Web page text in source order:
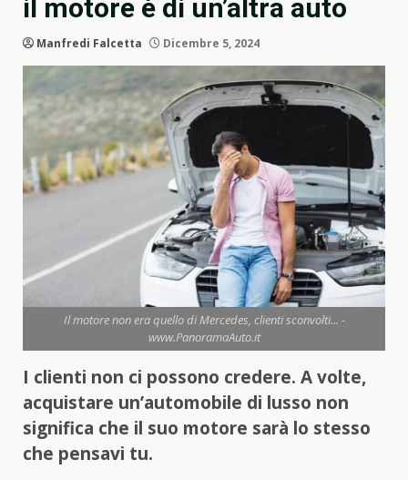
il motore è di un’altra auto
Manfredi Falcetta Dicembre 5, 2024
Il motore non era quello di Mercedes, clienti sconvolti... -
www.PanoramaAuto.it
I clienti non ci possono credere. A volte,
acquistare un’automobile di lusso non
significa che il suo motore sarà lo stesso
che pensavi tu.